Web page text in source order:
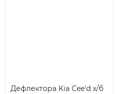
Дефлектора Kia Cee'd х/б